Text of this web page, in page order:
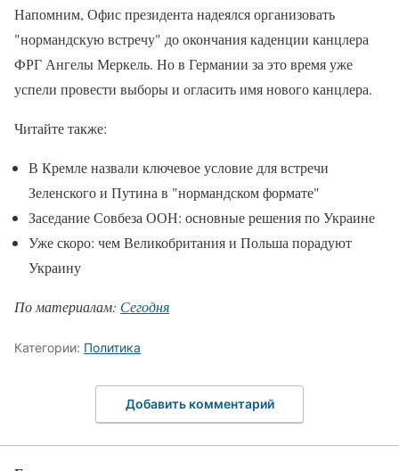
Напомним, Офис президента надеялся организовать
"нормандскую встречу" до окончания каденции канцлера
ФРГ Ангелы Меркель. Но в Германии за это время уже
успели провести выборы и огласить имя нового канцлера.
Читайте также:
В Кремле назвали ключевое условие для встречи
Зеленского и Путина в "нормандском формате"
Заседание Совбеза ООН: основные решения по Украине
Уже скоро: чем Великобритания и Польша порадуют
Украину
По материалам: Сегодня
Категории: Политика
Добавить комментарий